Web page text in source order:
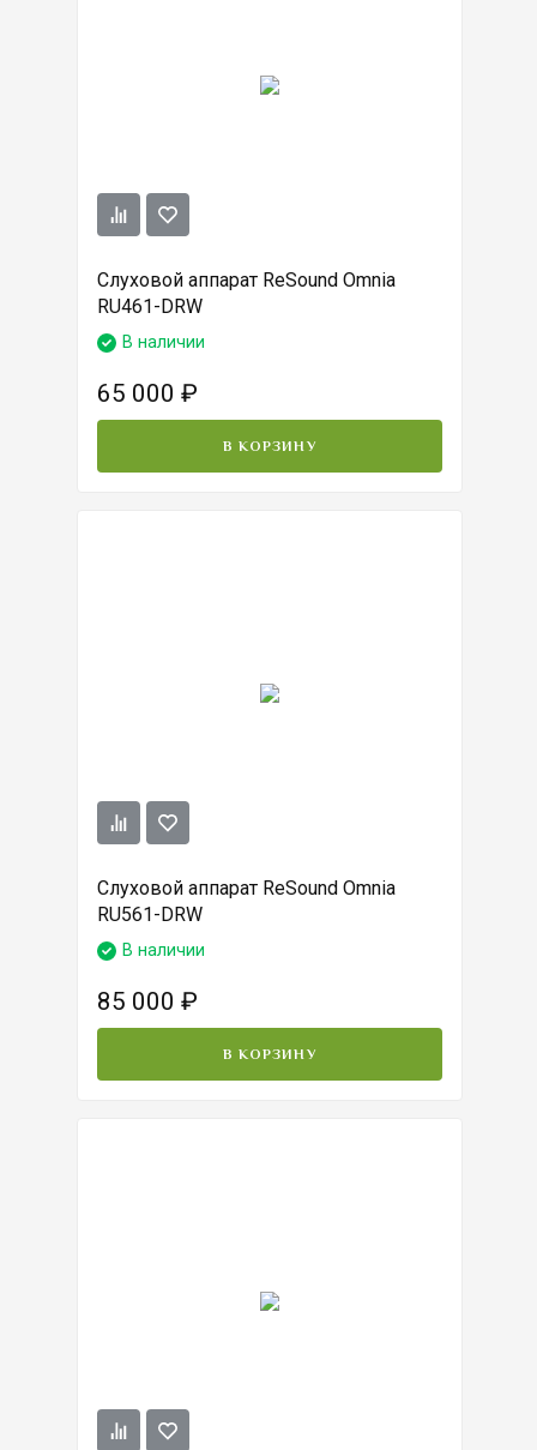
Слуховой аппарат ReSound Omnia
RU461-DRW
В наличии
65 000 ₽
В КОРЗИНУ
Слуховой аппарат ReSound Omnia
RU561-DRW
В наличии
85 000 ₽
В КОРЗИНУ